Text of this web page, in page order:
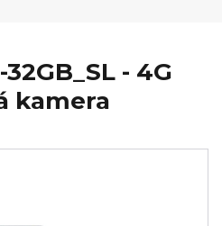
- 4G
kamera